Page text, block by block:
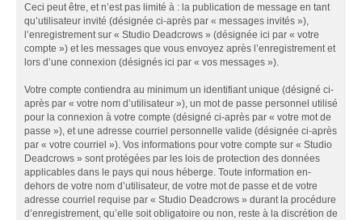
Ceci peut être, et n’est pas limité à : la publication de message en tant
qu’utilisateur invité (désignée ci-après par « messages invités »),
l’enregistrement sur « Studio Deadcrows » (désignée ici par « votre
compte ») et les messages que vous envoyez après l’enregistrement et
lors d’une connexion (désignés ici par « vos messages »).
Votre compte contiendra au minimum un identifiant unique (désigné ci-
après par « votre nom d’utilisateur »), un mot de passe personnel utilisé
pour la connexion à votre compte (désigné ci-après par « votre mot de
passe »), et une adresse courriel personnelle valide (désignée ci-après
par « votre courriel »). Vos informations pour votre compte sur « Studio
Deadcrows » sont protégées par les lois de protection des données
applicables dans le pays qui nous héberge. Toute information en-
dehors de votre nom d’utilisateur, de votre mot de passe et de votre
adresse courriel requise par « Studio Deadcrows » durant la procédure
d’enregistrement, qu’elle soit obligatoire ou non, reste à la discrétion de